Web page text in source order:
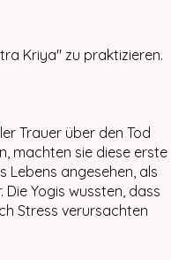
Kriya" zu praktizieren.
Trauer über den Tod
machten sie diese erste
Lebens angesehen, als
Yogis wussten, dass
Stress verursachten